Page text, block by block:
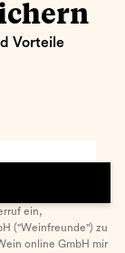
Vorteile
ein,
("Weinfreunde") zu
online GmbH mir